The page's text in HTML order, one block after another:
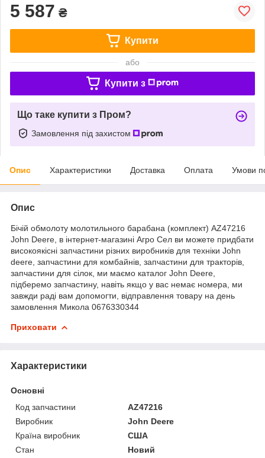
5 587 ₴
Купити
або
Купити з
Що таке купити з Пром?
Замовлення під захистом
Опис Характеристики Доставка Оплата Умови
Опис
Бічій обмолоту молотильного барабана (комплект) AZ47216
John Deere, в інтернет-магазині Агро Сел ви можете придбати
високоякісні запчастини різних виробників для техніки John
deere, запчастини для комбайнів, запчастини для тракторів,
запчастини для сілок, ми маємо каталог John Deere,
підберемо запчастину, навіть якщо у вас немає номера, ми
завжди раді вам допомогти, відправлення товару на день
замовлення Микола 0676330344
Приховати
Характеристики
Основні
Код запчастини
AZ47216
Виробник
John Deere
Країна виробник
США
Стан
Новий